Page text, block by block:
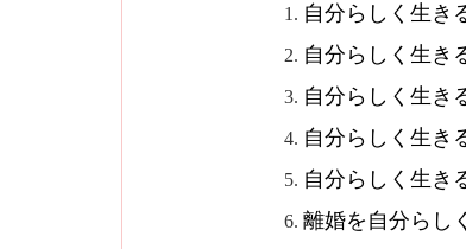
自分らしく生き
自分らしく生き
自分らしく生き
自分らしく生き
自分らしく生き
離婚を自分らし